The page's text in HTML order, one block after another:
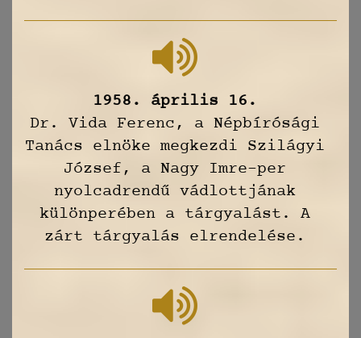
1958. április 16.
Dr. Vida Ferenc, a Népbírósági
Tanács elnöke megkezdi Szilágyi
József, a Nagy Imre-per
nyolcadrendű vádlottjának
különperében a tárgyalást. A
zárt tárgyalás elrendelése.